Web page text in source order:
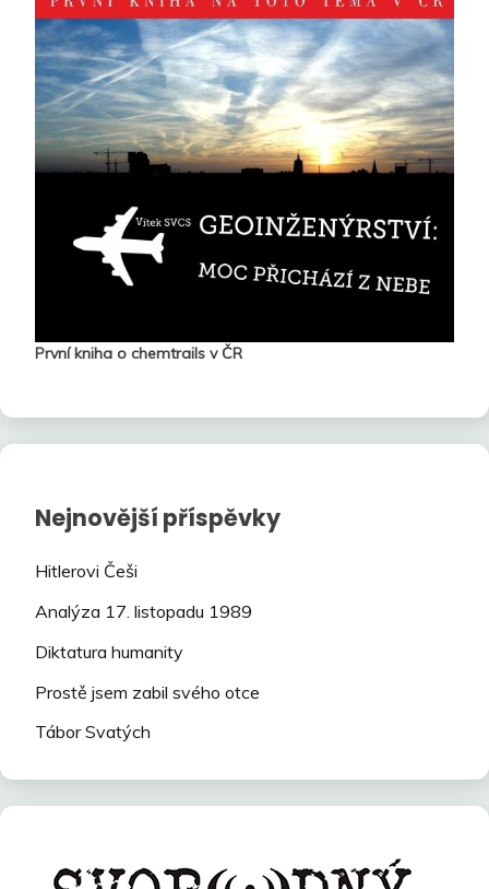
První kniha o chemtrails v ČR
Nejnovější příspěvky
Hitlerovi Češi
Analýza 17. listopadu 1989
Diktatura humanity
Prostě jsem zabil svého otce
Tábor Svatých